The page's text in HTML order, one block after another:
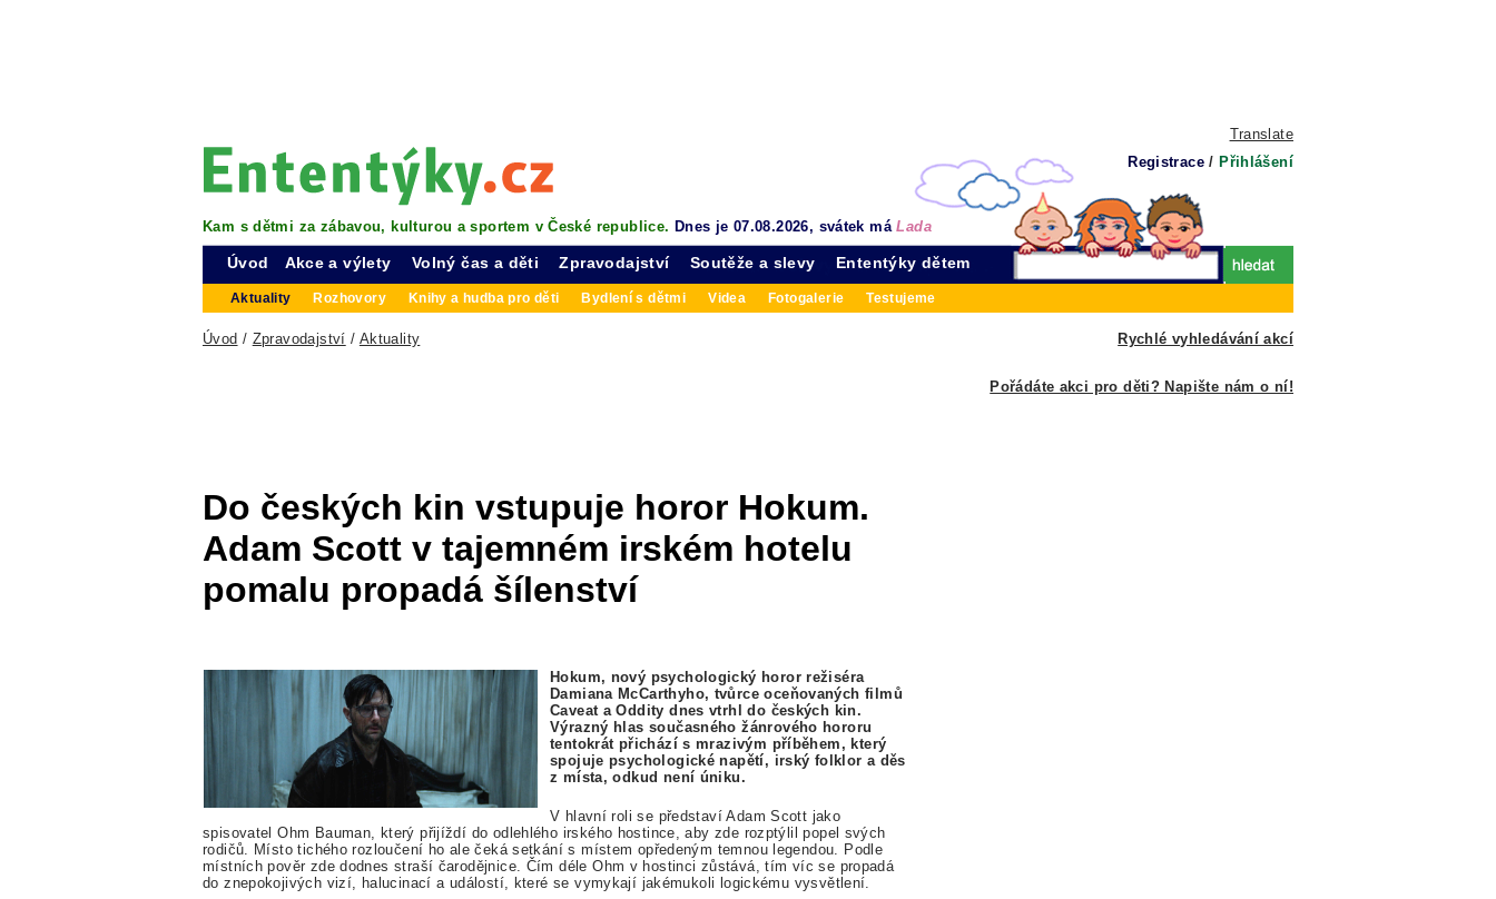
Translate
Registrace / Přihlášení
Kam s dětmi za zábavou, kulturou a sportem v České republice. Dnes je 07.08.2026, svátek máLada
Úvod Akce a výlety Volný čas a děti Zpravodajství
Aktuality Rozhovory Knihy a hudba pro děti Bydlení s dětmi Videa Fotogalerie Testujeme
Soutěže a slevy Ententýky dětem
Rychlé vyhledávání akcí
Úvod / Zpravodajství / Aktuality
Pořádáte akci pro děti? Napište nám o ní!
Do českých kin vstupuje horor Hokum.
Adam Scott v tajemném irském hotelu
pomalu propadá šílenství
Hokum, nový psychologický horor režiséra
Damiana McCarthyho, tvůrce oceňovaných filmů
Caveat a Oddity dnes vtrhl do českých kin.
Výrazný hlas současného žánrového hororu
tentokrát přichází s mrazivým příběhem, který
spojuje psychologické napětí, irský folklor a děs
z místa, odkud není úniku.
V hlavní roli se představí Adam Scott jako
spisovatel Ohm Bauman, který přijíždí do odlehlého irského hostince, aby zde rozptýlil popel svých
rodičů. Místo tichého rozloučení ho ale čeká setkání s místem opředeným temnou legendou. Podle
místních pověr zde dodnes straší čarodějnice. Čím déle Ohm v hostinci zůstává, tím víc se propadá
do znepokojivých vizí, halucinací a událostí, které se vymykají jakémukoli logickému vysvětlení.